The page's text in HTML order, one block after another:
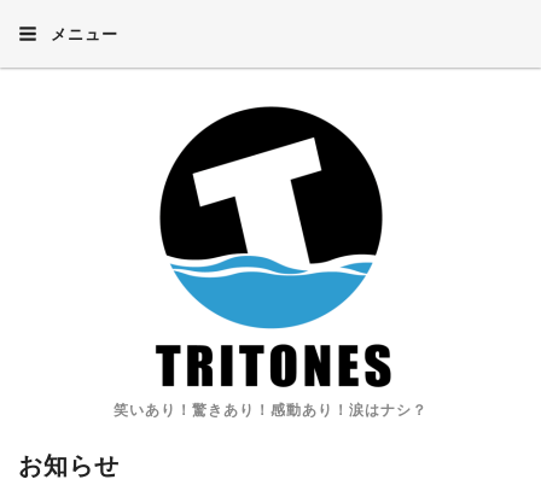
メニュー
笑いあり！驚きあり！感動あり！涙はナシ？
お知らせ